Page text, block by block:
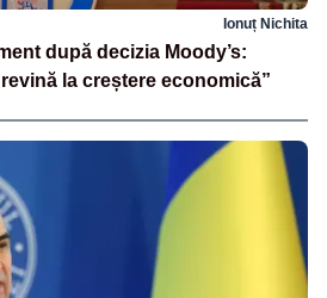
Ionuț Nichita
după decizia Moody’s:
la creștere economică”